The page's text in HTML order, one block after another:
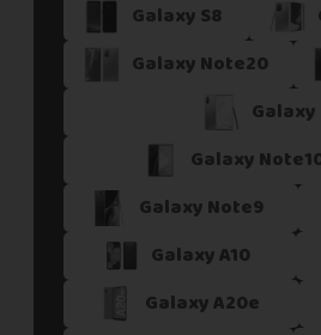
Galaxy S8
Galaxy Note20
Galaxy
Galaxy Note9
Galaxy A10
Galaxy A20e